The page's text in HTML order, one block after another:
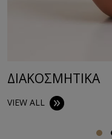
ΔΙΑΚΟΣΜΗΤΙΚA
VIEW ALL